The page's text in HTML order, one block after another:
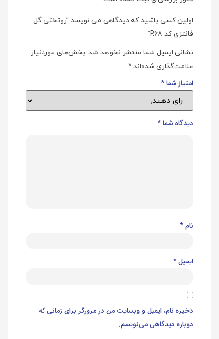
اولین کسی باشید که دیدگاهی می نویسد “روتختی گل
فانتزی کد R68”
نشانی ایمیل شما منتشر نخواهد شد. بخش‌های موردنیاز
علامت‌گذاری شده‌اند *
امتیاز شما*
دیدگاه شما*
نام*
ایمیل*
ذخیره نام، ایمیل و وبسایت من در مرورگر برای زمانی که
دوباره دیدگاهی می‌نویسم.